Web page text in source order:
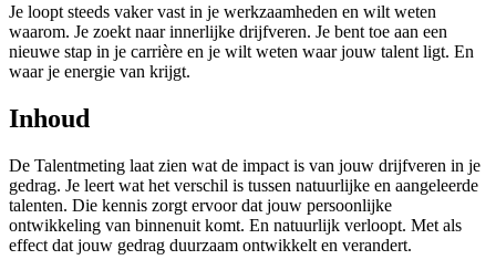
Je loopt steeds vaker vast in je werkzaamheden en wilt weten
waarom. Je zoekt naar innerlijke drijfveren. Je bent toe aan een
nieuwe stap in je carrière en je wilt weten waar jouw talent ligt. En
waar je energie van krijgt.
Inhoud
De Talentmeting laat zien wat de impact is van jouw drijfveren in je
gedrag. Je leert wat het verschil is tussen natuurlijke en aangeleerde
talenten. Die kennis zorgt ervoor dat jouw persoonlijke
ontwikkeling van binnenuit komt. En natuurlijk verloopt. Met als
effect dat jouw gedrag duurzaam ontwikkelt en verandert.